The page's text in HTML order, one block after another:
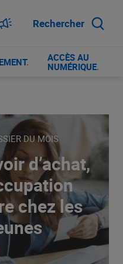
Rechercher
.
ACCÈS AU
NUMÉRIQUE.
DU MOIS
d’achat,
chez les